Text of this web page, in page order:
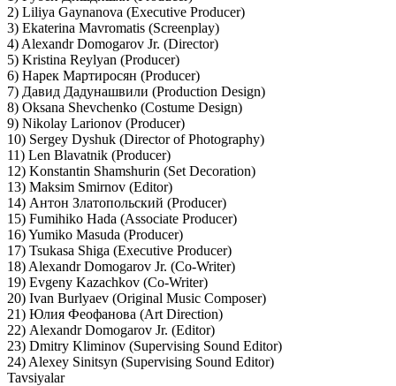
2) Liliya Gaynanova (Executive Producer)
3) Ekaterina Mavromatis (Screenplay)
4) Alexandr Domogarov Jr. (Director)
5) Kristina Reylyan (Producer)
6) Нарек Мартиросян (Producer)
7) Давид Дадунашвили (Production Design)
8) Oksana Shevchenko (Costume Design)
9) Nikolay Larionov (Producer)
10) Sergey Dyshuk (Director of Photography)
11) Len Blavatnik (Producer)
12) Konstantin Shamshurin (Set Decoration)
13) Maksim Smirnov (Editor)
14) Антон Златопольский (Producer)
15) Fumihiko Hada (Associate Producer)
16) Yumiko Masuda (Producer)
17) Tsukasa Shiga (Executive Producer)
18) Alexandr Domogarov Jr. (Co-Writer)
19) Evgeny Kazachkov (Co-Writer)
20) Ivan Burlyaev (Original Music Composer)
21) Юлия Феофанова (Art Direction)
22) Alexandr Domogarov Jr. (Editor)
23) Dmitry Kliminov (Supervising Sound Editor)
24) Alexey Sinitsyn (Supervising Sound Editor)
Tavsiyalar